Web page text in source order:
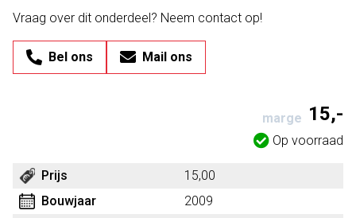
Vraag over dit onderdeel? Neem contact op!
Bel ons Mail ons
marge 15,-
Op voorraad
Prijs
15,00
Bouwjaar
2009